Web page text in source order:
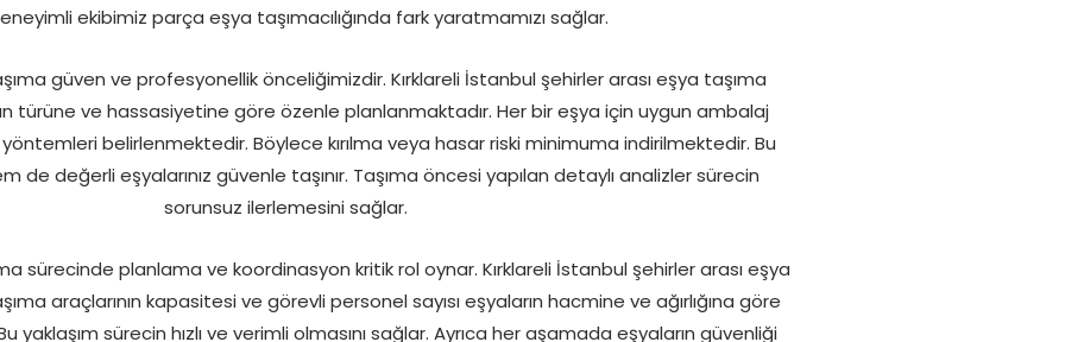
ekibimiz parça eşya taşımacılığında fark yaratmamızı sağlar.
güven ve profesyonellik önceliğimizdir. Kırklareli İstanbul şehirler arası eşya taşıma
türüne ve hassasiyetine göre özenle planlanmaktadır. Her bir eşya için uygun ambalaj
belirlenmektedir. Böylece kırılma veya hasar riski minimuma indirilmektedir. Bu
de değerli eşyalarınız güvenle taşınır. Taşıma öncesi yapılan detaylı analizler sürecin
sorunsuz ilerlemesini sağlar.
sürecinde planlama ve koordinasyon kritik rol oynar. Kırklareli İstanbul şehirler arası eşya
araçlarının kapasitesi ve görevli personel sayısı eşyaların hacmine ve ağırlığına göre
sürecin hızlı ve verimli olmasını sağlar. Ayrıca her aşamada eşyaların güvenliği